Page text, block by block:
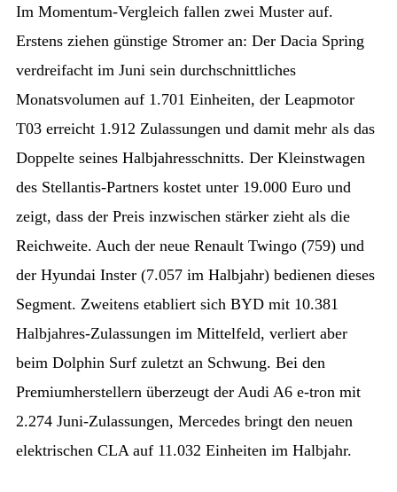
Im Momentum-Vergleich fallen zwei Muster auf.
Erstens ziehen günstige Stromer an: Der Dacia Spring
verdreifacht im Juni sein durchschnittliches
Monatsvolumen auf 1.701 Einheiten, der Leapmotor
T03 erreicht 1.912 Zulassungen und damit mehr als das
Doppelte seines Halbjahresschnitts. Der Kleinstwagen
des Stellantis-Partners kostet unter 19.000 Euro und
zeigt, dass der Preis inzwischen stärker zieht als die
Reichweite. Auch der neue Renault Twingo (759) und
der Hyundai Inster (7.057 im Halbjahr) bedienen dieses
Segment. Zweitens etabliert sich BYD mit 10.381
Halbjahres-Zulassungen im Mittelfeld, verliert aber
beim Dolphin Surf zuletzt an Schwung. Bei den
Premiumherstellern überzeugt der Audi A6 e-tron mit
2.274 Juni-Zulassungen, Mercedes bringt den neuen
elektrischen CLA auf 11.032 Einheiten im Halbjahr.